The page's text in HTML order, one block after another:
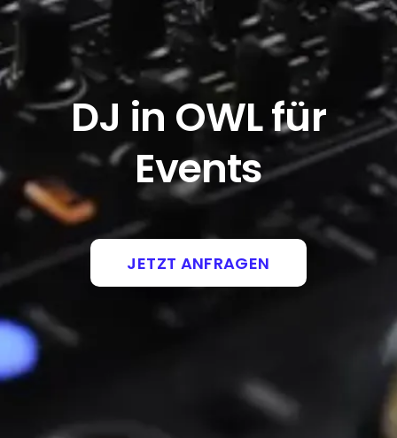
DJ in OWL für
Events
JETZT ANFRAGEN